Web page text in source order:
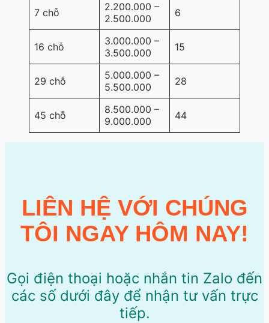
7 chỗ
2.200.000 –
2.500.000
6
16 chỗ
3.000.000 –
3.500.000
15
29 chỗ
5.000.000 –
5.500.000
28
45 chỗ
8.500.000 –
9.000.000
44
LIÊN HỆ VỚI CHÚNG
TÔI NGAY HÔM NAY!
Gọi điện thoại hoặc nhắn tin Zalo đến
các số dưới đây để nhận tư vấn trực
tiếp.